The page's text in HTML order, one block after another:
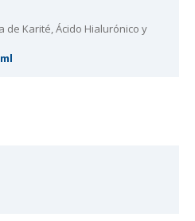
de Karité, Ácido Hialurónico y